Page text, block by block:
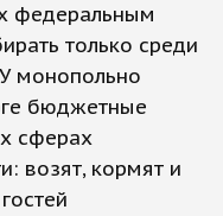
федеральным
только среди
монопольно
бюджетные
сферах
возят, кормят и